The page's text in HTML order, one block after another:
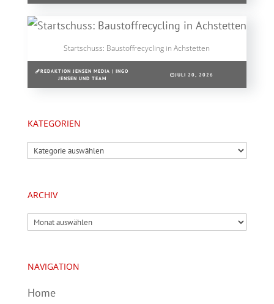
Startschuss: Baustoffrecycling in Achstetten
REDAKTION JENSEN MEDIA | INGO
JENSEN UND TEAM
JULI 20, 2026
KATEGORIEN
Kategorien
ARCHIV
Archiv
NAVIGATION
Home